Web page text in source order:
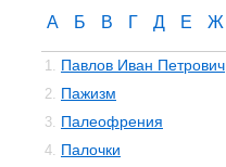
А Б В Г Д Е Ж
1. Павлов Иван Петрович
2. Пажизм
3. Палеофрения
4. Палочки